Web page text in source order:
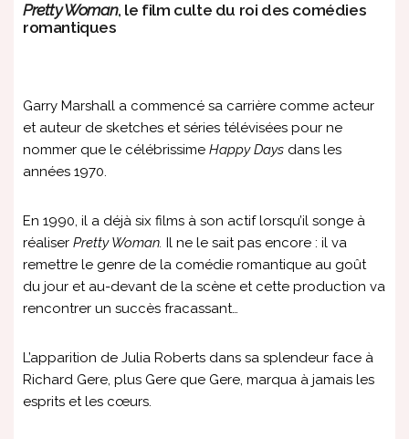
Pretty Woman, le film culte du roi des comédies
romantiques
Garry Marshall a commencé sa carrière comme acteur
et auteur de sketches et séries télévisées pour ne
nommer que le célébrissime Happy Days dans les
années 1970.
En 1990, il a déjà six films à son actif lorsqu’il songe à
réaliser Pretty Woman. Il ne le sait pas encore : il va
remettre le genre de la comédie romantique au goût
du jour et au-devant de la scène et cette production va
rencontrer un succès fracassant…
L’apparition de Julia Roberts dans sa splendeur face à
Richard Gere, plus Gere que Gere, marqua à jamais les
esprits et les cœurs.